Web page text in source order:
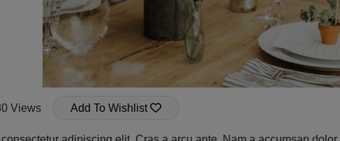
Views Add To Wishlist